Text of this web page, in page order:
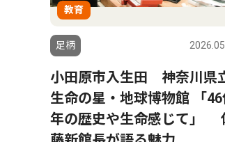
教育
足柄
小田原市入生田 神奈川県
生命の星・地球博物館 「
年の歴史や生命感じて」